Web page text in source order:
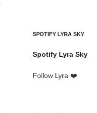
SPOTIFY LYRA SKY
Spotify Lyra Sky
Follow Lyra ❤️